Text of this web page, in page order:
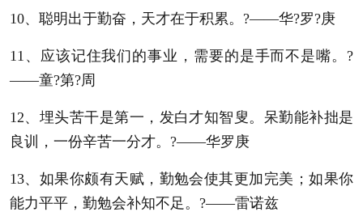
10、聪明出于勤奋，天才在于积累。?——华?罗?庚
11、应该记住我们的事业，需要的是手而不是嘴。?
——童?第?周
12、埋头苦干是第一，发白才知智叟。呆勤能补拙是
良训，一份辛苦一分才。?——华罗庚
13、如果你颇有天赋，勤勉会使其更加完美；如果你
能力平平，勤勉会补知不足。?——雷诺兹